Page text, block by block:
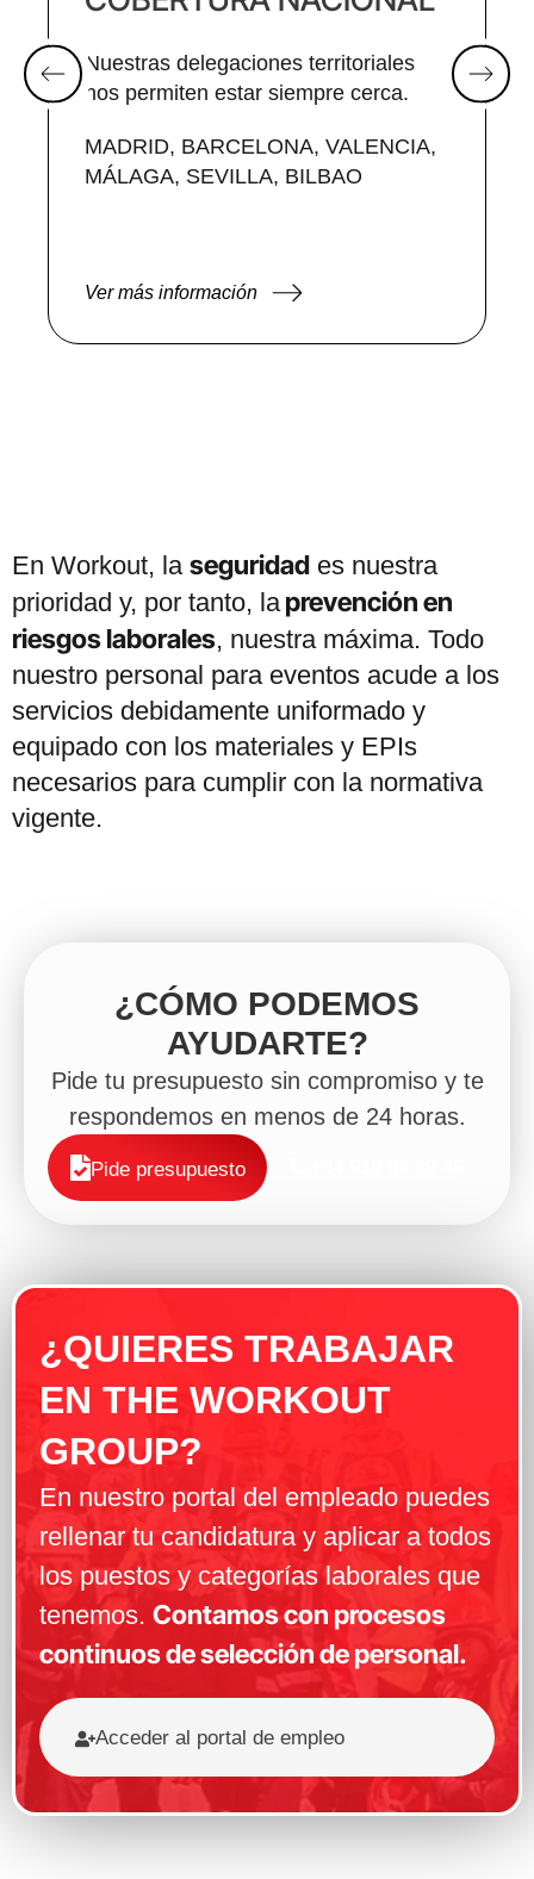
Nuestras delegaciones territoriales
nos permiten estar siempre cerca.
MADRID, BARCELONA, VALENCIA,
MÁLAGA, SEVILLA, BILBAO
Ver más información
En Workout, la seguridad es nuestra
prioridad y, por tanto, la prevención en
riesgos laborales, nuestra máxima. Todo
nuestro personal para eventos acude a los
servicios debidamente uniformado y
equipado con los materiales y EPIs
necesarios para cumplir con la normativa
vigente.
¿CÓMO PODEMOS
AYUDARTE?
Pide tu presupuesto sin compromiso y te
respondemos en menos de 24 horas.
Pide presupuesto
¿QUIERES TRABAJAR
EN THE WORKOUT
GROUP?
En nuestro portal del empleado puedes
rellenar tu candidatura y aplicar a todos
los puestos y categorías laborales que
tenemos. Contamos con procesos
continuos de selección de personal.
Acceder al portal de empleo